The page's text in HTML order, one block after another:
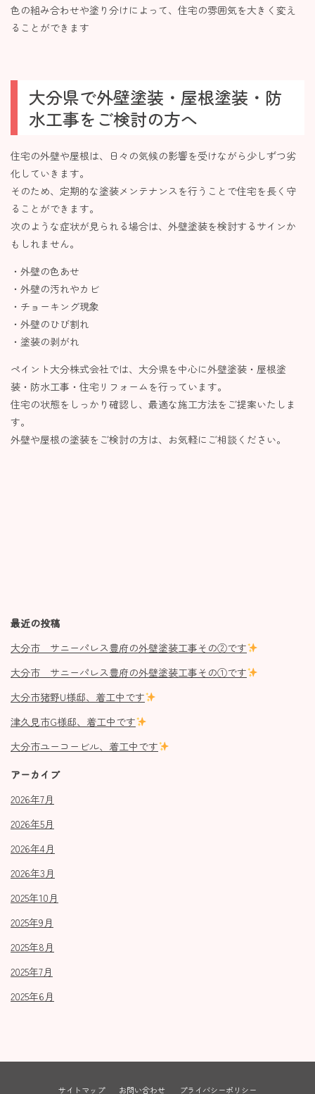
色の組み合わせや塗り分けによって、住宅の雰囲気を大きく変え
ることができます
大分県で外壁塗装・屋根塗装・防
水工事をご検討の方へ
住宅の外壁や屋根は、日々の気候の影響を受けながら少しずつ劣
化していきます。
そのため、定期的な塗装メンテナンスを行うことで住宅を長く守
ることができます。
次のような症状が見られる場合は、外壁塗装を検討するサインか
もしれません。
・外壁の色あせ
・外壁の汚れやカビ
・チョーキング現象
・外壁のひび割れ
・塗装の剥がれ
ペイント大分株式会社では、大分県を中心に外壁塗装・屋根塗
装・防水工事・住宅リフォームを行っています。
住宅の状態をしっかり確認し、最適な施工方法をご提案いたしま
す。
外壁や屋根の塗装をご検討の方は、お気軽にご相談ください。
最近の投稿
大分市 サニーパレス豊府の外壁塗装工事その②です
大分市 サニーパレス豊府の外壁塗装工事その①です
大分市猪野U様邸、着工中です
津久見市G様邸、着工中です
大分市ユーコービル、着工中です
アーカイブ
2026年7月
2026年5月
2026年4月
2026年3月
2025年10月
2025年9月
2025年8月
2025年7月
2025年6月
サイトマップ お問い合わせ プライバシーポリシー